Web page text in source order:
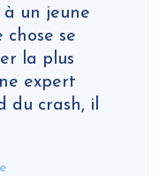
un jeune
chose se
la plus
expert
du crash, il